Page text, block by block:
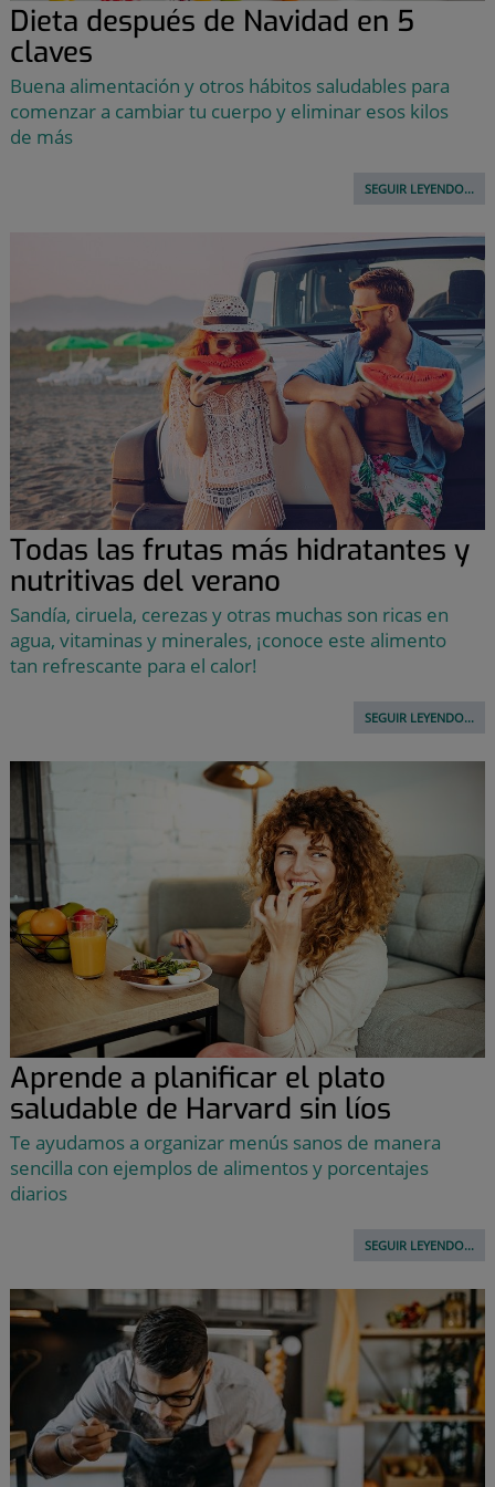
Dieta después de Navidad en 5
claves
Buena alimentación y otros hábitos saludables para
comenzar a cambiar tu cuerpo y eliminar esos kilos
de más
SEGUIR LEYENDO...
Todas las frutas más hidratantes y
nutritivas del verano
Sandía, ciruela, cerezas y otras muchas son ricas en
agua, vitaminas y minerales, ¡conoce este alimento
tan refrescante para el calor!
SEGUIR LEYENDO...
Aprende a planificar el plato
saludable de Harvard sin líos
Te ayudamos a organizar menús sanos de manera
sencilla con ejemplos de alimentos y porcentajes
diarios
SEGUIR LEYENDO...